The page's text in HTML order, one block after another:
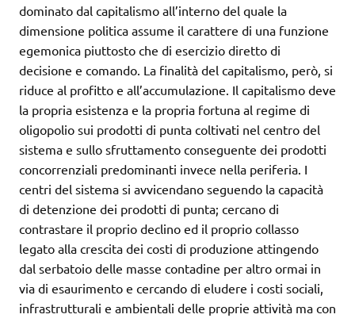
dominato dal capitalismo all’interno del quale la
dimensione politica assume il carattere di una funzione
egemonica piuttosto che di esercizio diretto di
decisione e comando. La finalità del capitalismo, però, si
riduce al profitto e all’accumulazione. Il capitalismo deve
la propria esistenza e la propria fortuna al regime di
oligopolio sui prodotti di punta coltivati nel centro del
sistema e sullo sfruttamento conseguente dei prodotti
concorrenziali predominanti invece nella periferia. I
centri del sistema si avvicendano seguendo la capacità
di detenzione dei prodotti di punta; cercano di
contrastare il proprio declino ed il proprio collasso
legato alla crescita dei costi di produzione attingendo
dal serbatoio delle masse contadine per altro ormai in
via di esaurimento e cercando di eludere i costi sociali,
infrastrutturali e ambientali delle proprie attività ma con